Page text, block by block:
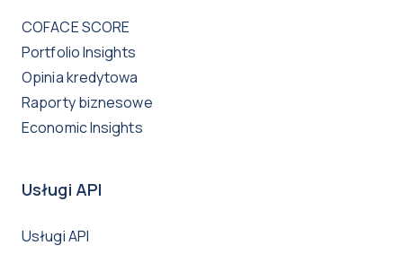
COFACE SCORE
Portfolio Insights
Opinia kredytowa
Raporty biznesowe
Economic Insights
Usługi API
Usługi API